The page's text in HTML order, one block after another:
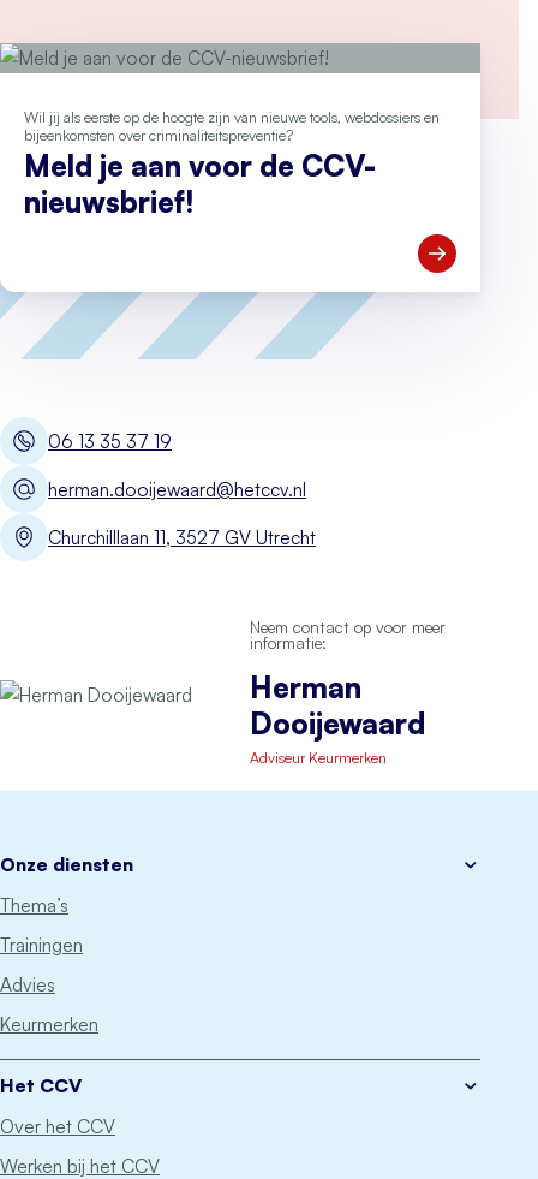
Wil jij als eerste op de hoogte zijn van nieuwe tools, webdossiers en
bijeenkomsten over criminaliteitspreventie?
Meld je aan voor de CCV-
nieuwsbrief!
Open Meld
06 13 35 37 19
herman.dooijewaard@hetccv.nl
Churchilllaan 11, 3527 GV Utrecht
Neem contact op voor meer
informatie:
Herman
Dooijewaard
Adviseur Keurmerken
Onze diensten
Thema’s
Trainingen
Advies
Keurmerken
Het CCV
Over het CCV
Werken bij het CCV